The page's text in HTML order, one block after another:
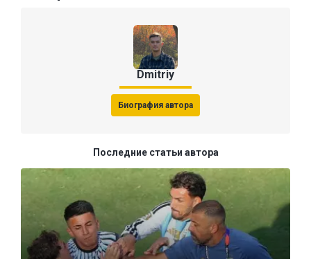
Dmitriy
Биография автора
Последние статьи автора